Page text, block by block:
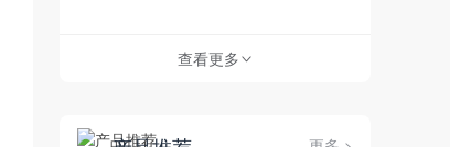
查看更多>